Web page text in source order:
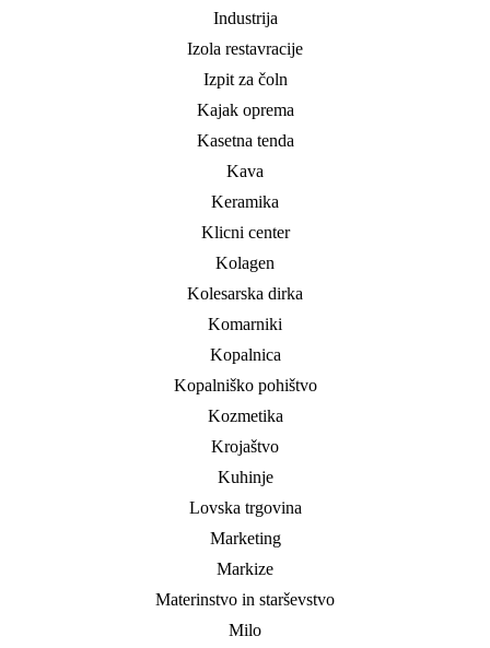
Industrija
Izola restavracije
Izpit za čoln
Kajak oprema
Kasetna tenda
Kava
Keramika
Klicni center
Kolagen
Kolesarska dirka
Komarniki
Kopalnica
Kopalniško pohištvo
Kozmetika
Krojaštvo
Kuhinje
Lovska trgovina
Marketing
Markize
Materinstvo in starševstvo
Milo